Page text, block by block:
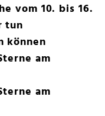
vom 10. bis 16.
tun
können
am
am